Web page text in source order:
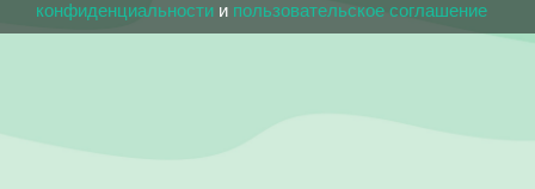
конфиденциальности и пользовательское соглашение